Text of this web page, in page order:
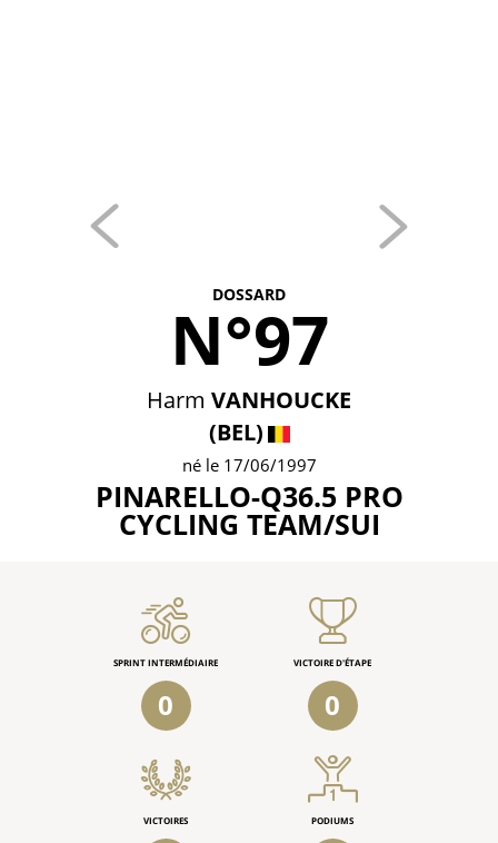
DOSSARD
N°97
Harm VANHOUCKE
(BEL)
né le 17/06/1997
PINARELLO-Q36.5 PRO
CYCLING TEAM/SUI
SPRINT INTERMÉDIAIRE
0
VICTOIRE D'ÉTAPE
0
VICTOIRES PODIUMS